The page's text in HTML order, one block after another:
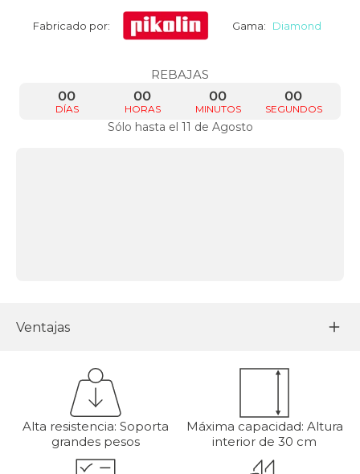
Fabricado por: Gama: Diamond
REBAJAS
DÍAS
00
HORAS
00
MINUTOS
00
SEGUNDOS
00
Sólo hasta el 11 de Agosto
Ventajas
Alta resistencia: Soporta
grandes pesos
Máxima capacidad: Altura
interior de 30 cm